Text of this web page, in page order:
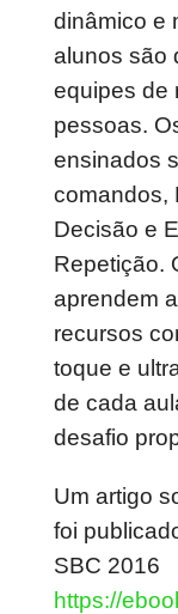
dinâmico e
alunos são
equipes de
pessoas.
ensinados
comandos,
Decisão e
Repetição.
aprendem
recursos
toque e
de cada
desafio
Um artigo
foi
SBC 2016
https://